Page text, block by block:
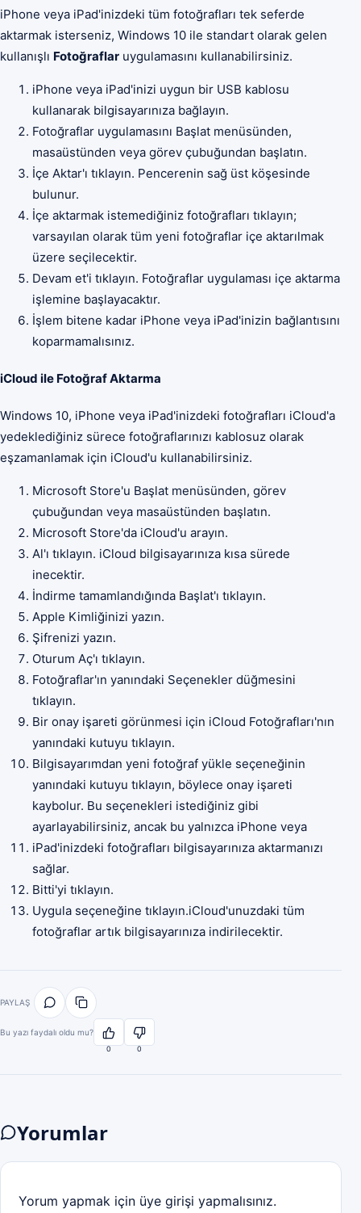
iPhone veya iPad'inizdeki tüm fotoğrafları tek seferde
aktarmak isterseniz, Windows 10 ile standart olarak gelen
kullanışlı Fotoğraflar uygulamasını kullanabilirsiniz.
iPhone veya iPad'inizi uygun bir USB kablosu
kullanarak bilgisayarınıza bağlayın.
Fotoğraflar uygulamasını Başlat menüsünden,
masaüstünden veya görev çubuğundan başlatın.
İçe Aktar'ı tıklayın. Pencerenin sağ üst köşesinde
bulunur.
İçe aktarmak istemediğiniz fotoğrafları tıklayın;
varsayılan olarak tüm yeni fotoğraflar içe aktarılmak
üzere seçilecektir.
Devam et'i tıklayın. Fotoğraflar uygulaması içe aktarma
işlemine başlayacaktır.
İşlem bitene kadar iPhone veya iPad'inizin bağlantısını
koparmamalısınız.
iCloud ile Fotoğraf Aktarma
Windows 10, iPhone veya iPad'inizdeki fotoğrafları iCloud'a
yedeklediğiniz sürece fotoğraflarınızı kablosuz olarak
eşzamanlamak için iCloud'u kullanabilirsiniz.
Microsoft Store'u Başlat menüsünden, görev
çubuğundan veya masaüstünden başlatın.
Microsoft Store'da iCloud'u arayın.
Al'ı tıklayın. iCloud bilgisayarınıza kısa sürede
inecektir.
İndirme tamamlandığında Başlat'ı tıklayın.
Apple Kimliğinizi yazın.
Şifrenizi yazın.
Oturum Aç'ı tıklayın.
Fotoğraflar'ın yanındaki Seçenekler düğmesini
tıklayın.
Bir onay işareti görünmesi için iCloud Fotoğrafları'nın
yanındaki kutuyu tıklayın.
Bilgisayarımdan yeni fotoğraf yükle seçeneğinin
yanındaki kutuyu tıklayın, böylece onay işareti
kaybolur. Bu seçenekleri istediğiniz gibi
ayarlayabilirsiniz, ancak bu yalnızca iPhone veya
iPad'inizdeki fotoğrafları bilgisayarınıza aktarmanızı
sağlar.
Bitti'yi tıklayın.
Uygula seçeneğine tıklayın.iCloud'unuzdaki tüm
fotoğraflar artık bilgisayarınıza indirilecektir.
PAYLAŞ
Bu yazı faydalı oldu mu?
0 0
Yorumlar
Yorum yapmak için üye girişi yapmalısınız.